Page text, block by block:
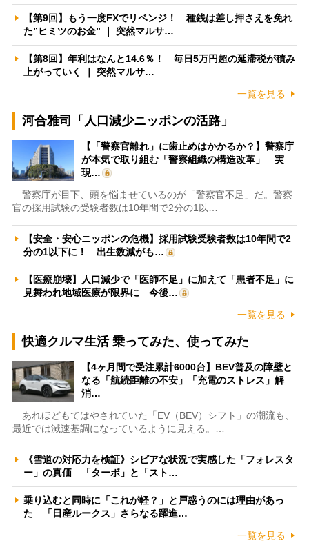
【第9回】もう一度FXでリベンジ！ 種銭は差し押さえを免れ
た”ヒミツのお金” ｜ 突然マルサ…
【第8回】年利はなんと14.6％！ 毎日5万円超の延滞税が積み
上がっていく ｜ 突然マルサ…
一覧を見る
河合雅司「人口減少ニッポンの活路」
【「警察官離れ」に歯止めはかかるか？】警察庁
が本気で取り組む「警察組織の構造改革」 実
現…
警察庁が目下、頭を悩ませているのが「警察官不足」だ。警察
官の採用試験の受験者数は10年間で2分の1以…
【安全・安心ニッポンの危機】採用試験受験者数は10年間で2
分の1以下に！ 出生数減がも…
【医療崩壊】人口減少で「医師不足」に加えて「患者不足」に
見舞われ地域医療が限界に 今後…
一覧を見る
快適クルマ生活 乗ってみた、使ってみた
【4ヶ月間で受注累計6000台】BEV普及の障壁と
なる「航続距離の不安」「充電のストレス」解
消…
あれほどもてはやされていた「EV（BEV）シフト」の潮流も、
最近では減速基調になっているように見える。…
《雪道の対応力を検証》シビアな状況で実感した「フォレスタ
ー」の真価 「ターボ」と「スト…
乗り込むと同時に「これが軽？」と戸惑うのには理由があっ
た 「日産ルークス」さらなる躍進…
一覧を見る